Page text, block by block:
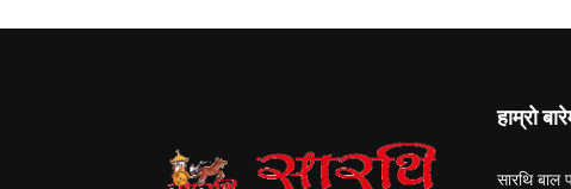
हाम्रो
सारथि बाल